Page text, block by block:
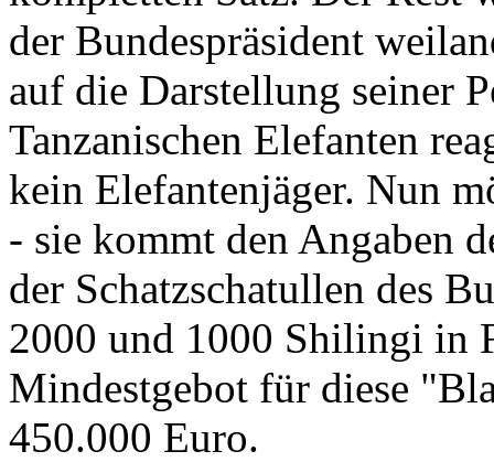
der Bundespräsident
auf die Darstellung seiner
Tanzanischen Elefanten
kein Elefantenjäger. Nun
- sie kommt den Angaben
der Schatzschatullen des
2000 und 1000 Shilingi in
Mindestgebot für diese
450.000 Euro.